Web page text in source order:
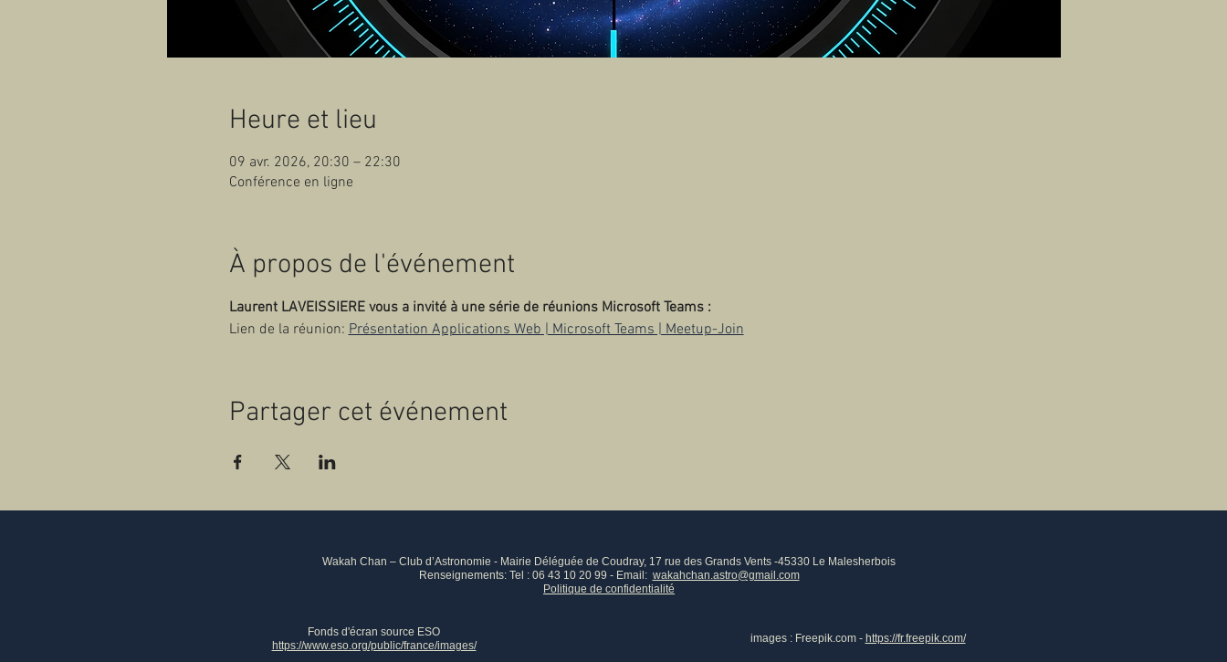
Heure et lieu
09 avr. 2026, 20:30 – 22:30
Conférence en ligne
À propos de l'événement
Laurent LAVEISSIERE vous a invité à une série de réunions Microsoft Teams :
Lien de la réunion: Présentation Applications Web | Microsoft Teams | Meetup-Join
Partager cet événement
Wakah Chan – Club d’Astronomie - Mairie Déléguée de Coudray, 17 rue des Grands Vents -45330 Le Malesherbois
Renseignements: Tel : 06 43 10 20 99 - Email: wakahchan.astro@gmail.com
Politique de confidentialité
Fonds d'écran source ESO
https://www.eso.org/public/france/images/
images : Freepik.com - https://fr.freepik.com/